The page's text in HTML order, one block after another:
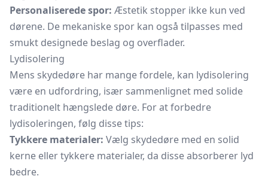
Personaliserede spor: Æstetik stopper ikke kun ved
dørene. De mekaniske spor kan også tilpasses med
smukt designede beslag og overflader.
Lydisolering
Mens skydedøre har mange fordele, kan lydisolering
være en udfordring, især sammenlignet med solide
traditionelt hængslede døre. For at forbedre
lydisoleringen, følg disse tips:
Tykkere materialer: Vælg skydedøre med en solid
kerne eller tykkere materialer, da disse absorberer lyd
bedre.